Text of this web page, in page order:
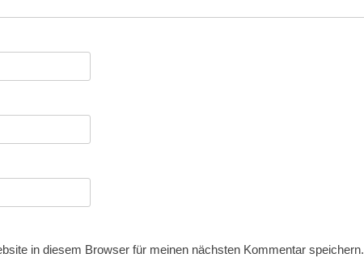
in diesem Browser für meinen nächsten Kommentar speichern.